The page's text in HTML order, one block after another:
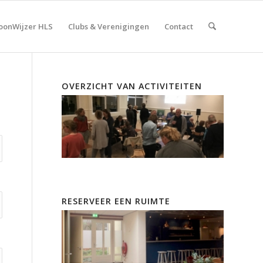
HLS Clubs & Verenigingen Contact
OVERZICHT VAN ACTIVITEITEN
RESERVEER EEN RUIMTE